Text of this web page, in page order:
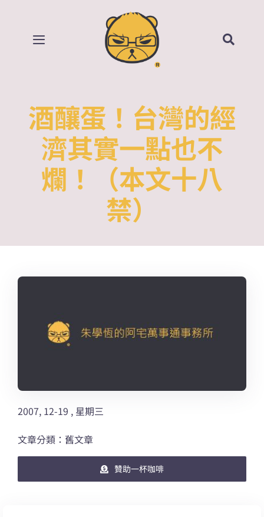
contentToggle
部落格
所有影片
賣場
關於我
酒釀蛋！台灣的經
濟其實一點也不
爛！（本文十八
禁）
2007, 12-19 , 星期三
文章分類：舊文章
贊助一杯咖啡